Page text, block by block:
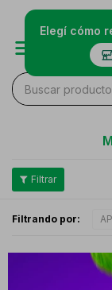
Elegí cómo
Filtrando por: